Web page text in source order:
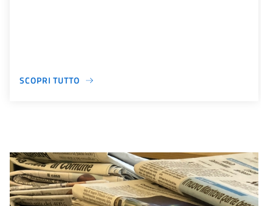
SCOPRI TUTTO